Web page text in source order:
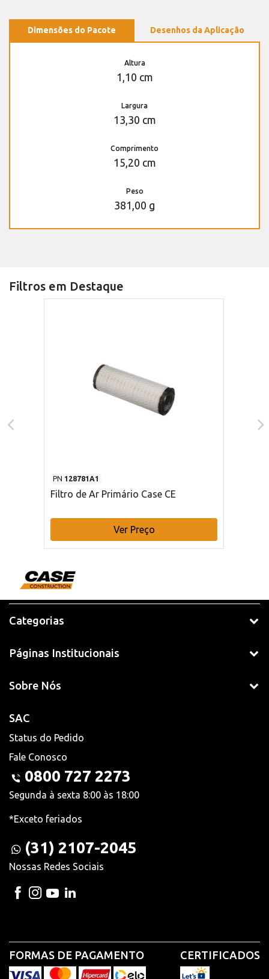
Dimensões do Pacote Desenhos da Aplicação
Altura
1,10 cm
Largura
13,30 cm
Comprimento
15,20 cm
Peso
381,00 g
Filtros em Destaque
PN 128781A1
Filtro de Ar Primário Case CE
Ver Preço
Categorias
Páginas Institucionais
Sobre Nós
SAC
Status do Pedido
Fale Conosco
0800 727 2273
Segunda à sexta 8:00 às 18:00
*Exceto feriados
(31) 2107-2045
Nossas Redes Sociais
FORMAS DE PAGAMENTO CERTIFICADOS